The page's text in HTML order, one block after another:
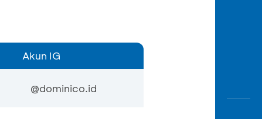
Akun IG
@dominico.id